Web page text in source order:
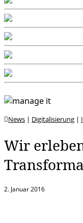
News | Digitalisierung |
Wir
2. Januar 2016